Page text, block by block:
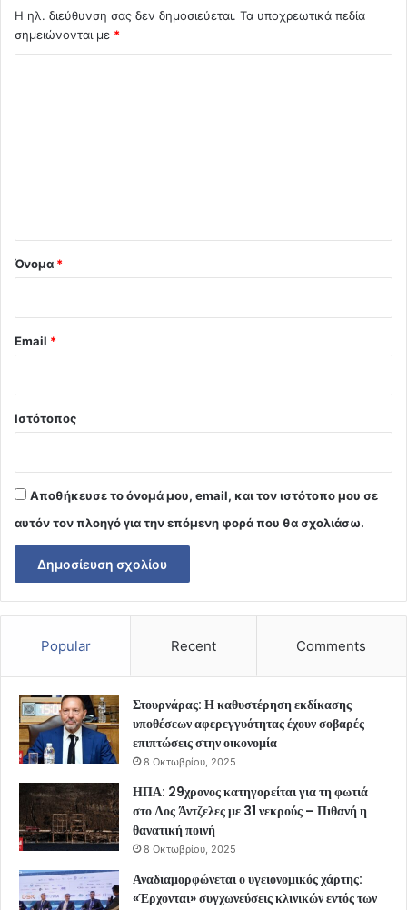
Η ηλ. διεύθυνση σας δεν δημοσιεύεται. Τα υποχρεωτικά πεδία
σημειώνονται με *
Όνομα *
Email *
Ιστότοπος
Αποθήκευσε το όνομά μου, email, και τον ιστότοπο μου σε
αυτόν τον πλοηγό για την επόμενη φορά που θα σχολιάσω.
Popular Recent Comments
Στουρνάρας: Η καθυστέρηση εκδίκασης
υποθέσεων αφερεγγυότητας έχουν σοβαρές
επιπτώσεις στην οικονομία
8 Οκτωβρίου, 2025
ΗΠΑ: 29χρονος κατηγορείται για τη φωτιά
στο Λος Άντζελες με 31 νεκρούς – Πιθανή η
θανατική ποινή
8 Οκτωβρίου, 2025
Αναδιαμορφώνεται ο υγειονομικός χάρτης:
«Έρχονται» συγχωνεύσεις κλινικών εντός των